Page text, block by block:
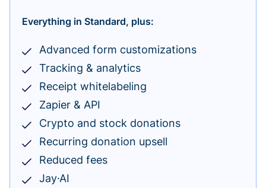
Everything in Standard, plus:
Advanced form customizations
Tracking & analytics
Receipt whitelabeling
Zapier & API
Crypto and stock donations
Recurring donation upsell
Reduced fees
Jay·AI